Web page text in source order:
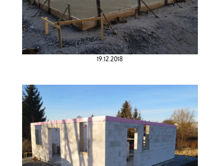
19.12.2018